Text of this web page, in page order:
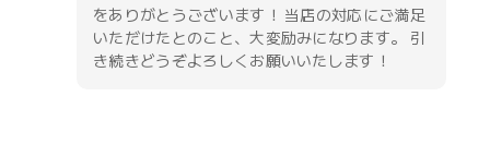
をありがとうございます！ 当店の対応にご満足
いただけたとのこと、大変励みになります。 引
き続きどうぞよろしくお願いいたします！